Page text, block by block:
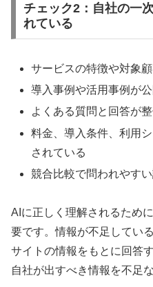
チェック2：自社の一
れている
サービスの特徴や対象
導入事例や活用事例が
よくある質問と回答が
料金、導入条件、利用
されている
競合比較で問われやす
AIに正しく理解されるため
要です。情報が不足してい
サイトの情報をもとに回答
自社が出すべき情報を不足